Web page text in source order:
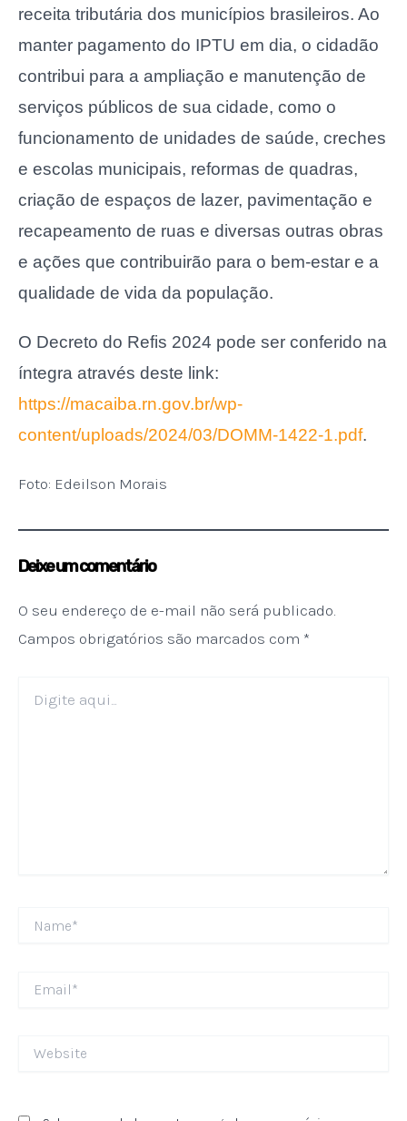
receita tributária dos municípios brasileiros. Ao
manter pagamento do IPTU em dia, o cidadão
contribui para a ampliação e manutenção de
serviços públicos de sua cidade, como o
funcionamento de unidades de saúde, creches
e escolas municipais, reformas de quadras,
criação de espaços de lazer, pavimentação e
recapeamento de ruas e diversas outras obras
e ações que contribuirão para o bem-estar e a
qualidade de vida da população.
O Decreto do Refis 2024 pode ser conferido na
íntegra através deste link:
https://macaiba.rn.gov.br/wp-
content/uploads/2024/03/DOMM-1422-1.pdf.
Foto: Edeilson Morais
Deixe um comentário
O seu endereço de e-mail não será publicado.
Campos obrigatórios são marcados com *
aqui...